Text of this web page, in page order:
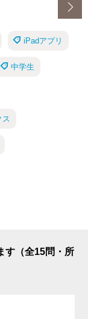
iPadアプリ
中学生
す（全15問・所